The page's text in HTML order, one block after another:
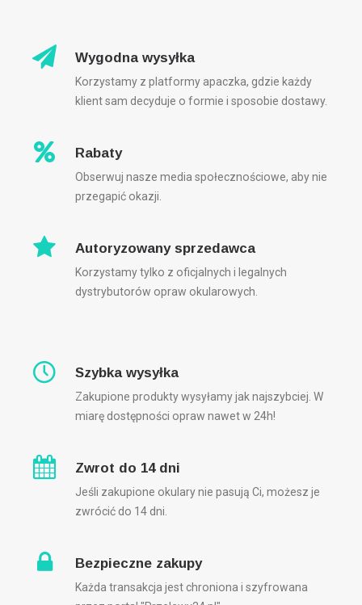
Wygodna wysyłka
Korzystamy z platformy apaczka, gdzie każdy
klient sam decyduje o formie i sposobie dostawy.
Rabaty
Obserwuj nasze media społecznościowe, aby nie
przegapić okazji.
Autoryzowany sprzedawca
Korzystamy tylko z oficjalnych i legalnych
dystrybutorów opraw okularowych.
Szybka wysyłka
Zakupione produkty wysyłamy jak najszybciej. W
miarę dostępności opraw nawet w 24h!
Zwrot do 14 dni
Jeśli zakupione okulary nie pasują Ci, możesz je
zwrócić do 14 dni.
Bezpieczne zakupy
Każda transakcja jest chroniona i szyfrowana